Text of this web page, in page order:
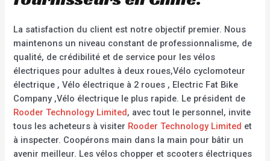
La satisfaction du client est notre objectif premier. Nous
maintenons un niveau constant de professionnalisme, de
qualité, de crédibilité et de service pour les vélos
électriques pour adultes à deux roues,Vélo cyclomoteur
électrique , Vélo électrique à 2 roues , Electric Fat Bike
Company ,Vélo électrique le plus rapide. Le président de
Rooder Technology Limited, avec tout le personnel, invite
tous les acheteurs à visiter Rooder Technology Limited et
à inspecter. Coopérons main dans la main pour bâtir un
avenir meilleur. Les vélos chopper et scooters électriques